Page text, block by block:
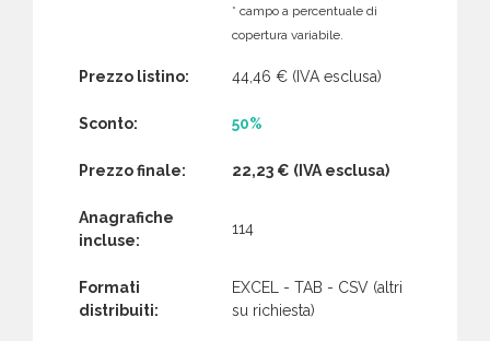
* campo a percentuale di
copertura variabile.
Prezzo listino: 44,46 € (IVA esclusa)
Sconto: 50%
Prezzo finale: 22,23 € (IVA esclusa)
Anagrafiche
incluse:
114
Formati
distribuiti:
EXCEL - TAB - CSV (altri
su richiesta)